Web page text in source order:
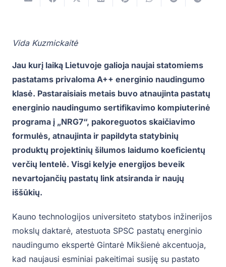
Vida Kuzmickaitė
Jau kurį laiką Lietuvoje galioja naujai statomiems
pastatams privaloma A++ energinio naudingumo
klasė. Pastaraisiais metais buvo atnaujinta pastatų
energinio naudingumo sertifikavimo kompiuterinė
programa į „NRG7“, pakoreguotos skaičiavimo
formulės, atnaujinta ir papildyta statybinių
produktų projektinių šilumos laidumo koeficientų
verčių lentelė. Visgi kelyje energijos beveik
nevartojančių pastatų link atsiranda ir naujų
iššūkių.
Kauno technologijos universiteto statybos inžinerijos
mokslų daktarė, atestuota SPSC pastatų energinio
naudingumo ekspertė Gintarė Mikšienė akcentuoja,
kad naujausi esminiai pakeitimai susiję su pastato